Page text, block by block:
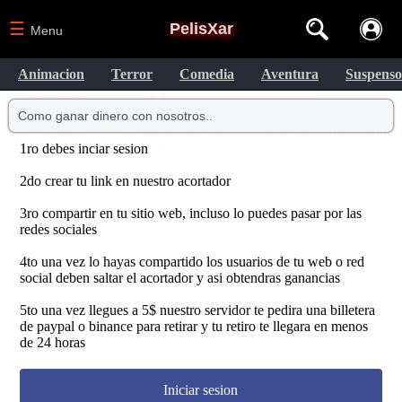
PelisXar
☰ Menu
Animacion Terror Comedia Aventura Suspenso
Como ganar dinero con nosotros..
1ro debes inciar sesion
2do crear tu link en nuestro acortador
3ro compartir en tu sitio web, incluso lo puedes pasar por las
redes sociales
4to una vez lo hayas compartido los usuarios de tu web o red
social deben saltar el acortador y asi obtendras ganancias
5to una vez llegues a 5$ nuestro servidor te pedira una billetera
de paypal o binance para retirar y tu retiro te llegara en menos
de 24 horas
Iniciar sesion